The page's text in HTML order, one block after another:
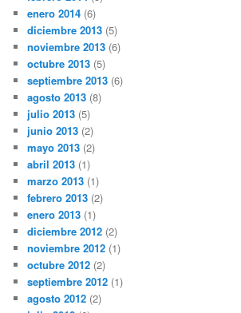
enero 2014 (6)
diciembre 2013 (5)
noviembre 2013 (6)
octubre 2013 (5)
septiembre 2013 (6)
agosto 2013 (8)
julio 2013 (5)
junio 2013 (2)
mayo 2013 (2)
abril 2013 (1)
marzo 2013 (1)
febrero 2013 (2)
enero 2013 (1)
diciembre 2012 (2)
noviembre 2012 (1)
octubre 2012 (2)
septiembre 2012 (1)
agosto 2012 (2)